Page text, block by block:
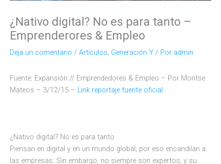
¿Nativo digital? No es para tanto –
Emprenderores & Empleo
Deja un comentario / Artículos, Generación Y / Por admin
Fuente: Expansión // Emprendedores & Empleo – Por Montse
Mateos – 3/12/15 – Link reportaje fuente oficial
¿Nativo digital? No es para tanto
Piensan en digital y en un mundo global, por eso encandilan a
las empresas. Sin embargo, no siempre son expertos, y su